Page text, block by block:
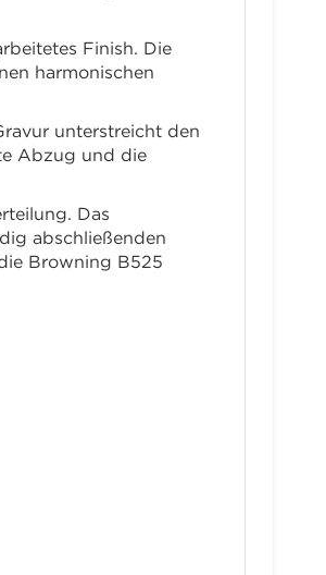
Finish. Die
harmonischen
unterstreicht den
Abzug und die
Das
abschließenden
Browning B525